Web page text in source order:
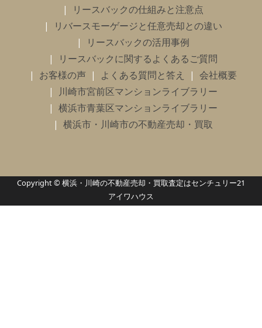
リースバックの仕組みと注意点
リバースモーゲージと任意売却との違い
リースバックの活用事例
リースバックに関するよくあるご質問
お客様の声
よくある質問と答え
会社概要
川崎市宮前区マンションライブラリー
横浜市青葉区マンションライブラリー
横浜市・川崎市の不動産売却・買取
Copyright © 横浜・川崎の不動産売却・買取査定はセンチュリー21
アイワハウス